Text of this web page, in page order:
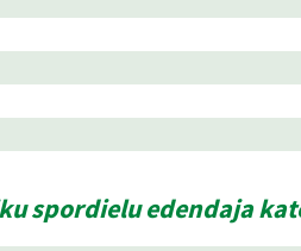
spordielu edendaja